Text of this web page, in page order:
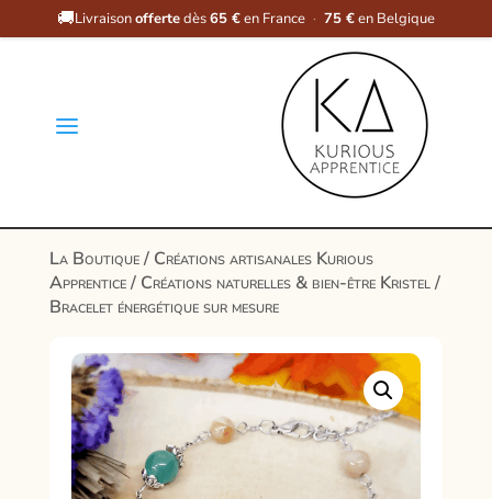
🚚Livraisonoffertedès65 €en France · 75 €en Belgique
a
La Boutique/ Créations artisanales Kurious
Apprentice/ Créations naturelles & bien-être Kristel/
Bracelet énergétique sur mesure